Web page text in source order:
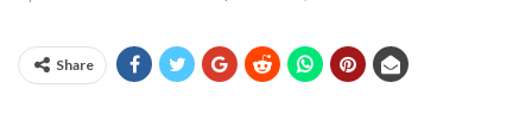
Share